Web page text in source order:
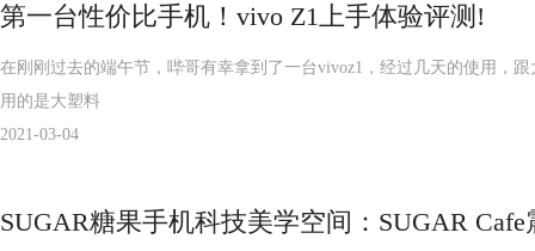
第一台性价比手机！vivo Z1上手体验评测!
在刚刚过去的端午节，哔哥有幸拿到了一台vivoz1，经过几天的使用，
用的是大塑料
2021-03-04
SUGAR糖果手机科技美学空间：SUGAR